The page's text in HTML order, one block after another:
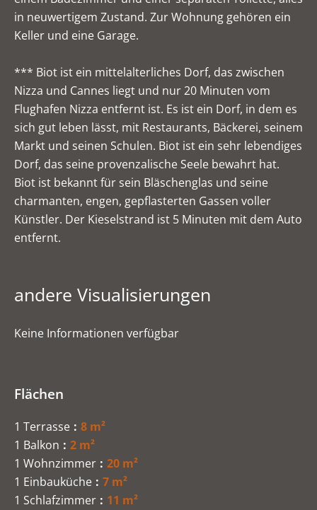
in neuwertigem Zustand. Zur Wohnung gehören ein
Keller und eine Garage.
*** Biot ist ein mittelalterliches Dorf, das zwischen
Nizza und Cannes liegt und nur 20 Minuten vom
Flughafen Nizza entfernt ist. Es ist ein Dorf, in dem es
sich gut leben lässt, mit Restaurants, Bäckerei, seinem
Markt und seinen Schulen. Biot ist ein sehr lebendiges
Dorf, das seine provenzalische Seele bewahrt hat.
Biot ist bekannt für sein Bläschenglas und seine
charmanten, engen, gepflasterten Gassen voller
Künstler. Der Kieselstrand ist 5 Minuten mit dem Auto
entfernt.
andere Visualisierungen
Keine Informationen verfügbar
Flächen
1 Terrasse
8 m²
1 Balkon
2 m²
1 Wohnzimmer
20 m²
1 Einbauküche
7 m²
1 Schlafzimmer
11 m²